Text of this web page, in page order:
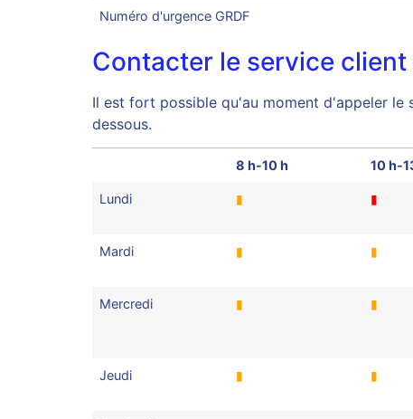
Numéro d'urgence GRDF
Contacter le service
Il est fort possible qu'au moment d'appeler le
dessous.
8 h-10 h 10 h-
Lundi ▮ ▮
Mardi ▮ ▮
Mercredi ▮ ▮
Jeudi ▮ ▮